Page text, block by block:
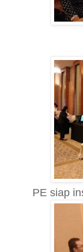
PE siap